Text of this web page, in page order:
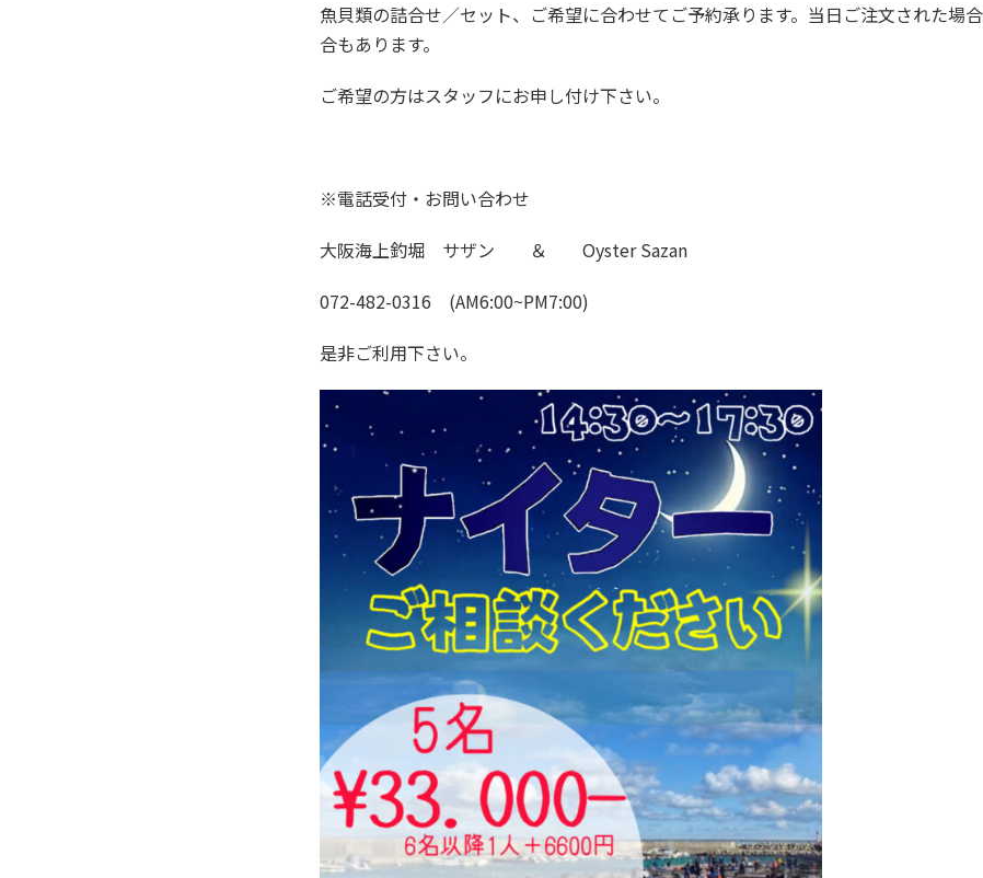
魚貝類の詰合せ／セット、ご希望に合わせてご予約承ります。当日ご注文された場
合もあります。
ご希望の方はスタッフにお申し付け下さい。
※電話受付・お問い合わせ
大阪海上釣堀 サザン ＆ Oyster Sazan
072-482-0316 (AM6:00~PM7:00)
是非ご利用下さい。